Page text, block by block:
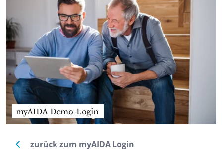
myAIDA Demo-Login
zurück zum myAIDA Login